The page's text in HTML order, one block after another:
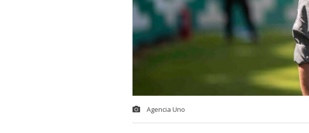
Agencia Uno